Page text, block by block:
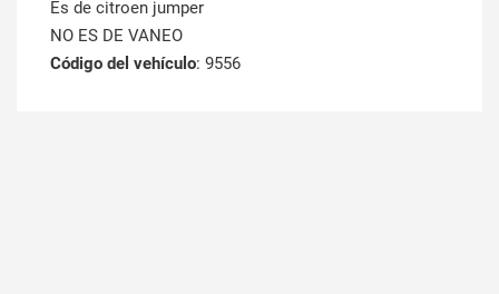
Es de citroen jumper
NO ES DE VANEO
Código del vehículo: 9556